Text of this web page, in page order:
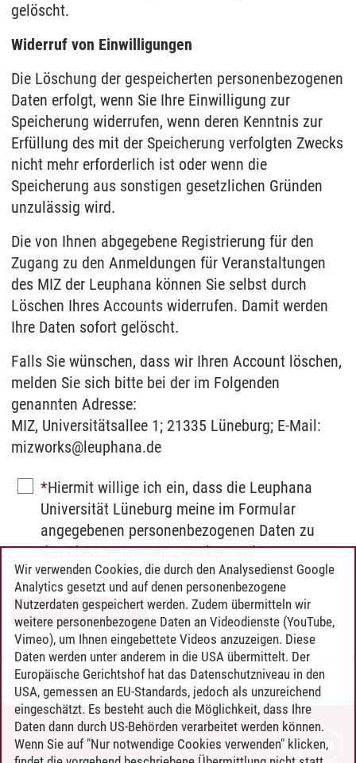
gelöscht.
Widerruf von Einwilligungen
Die Löschung der gespeicherten personenbezogenen
Daten erfolgt, wenn Sie Ihre Einwilligung zur
Speicherung widerrufen, wenn deren Kenntnis zur
Erfüllung des mit der Speicherung verfolgten Zwecks
nicht mehr erforderlich ist oder wenn die
Speicherung aus sonstigen gesetzlichen Gründen
unzulässig wird.
Die von Ihnen abgegebene Registrierung für den
Zugang zu den Anmeldungen für Veranstaltungen
des MIZ der Leuphana können Sie selbst durch
Löschen Ihres Accounts widerrufen. Damit werden
Ihre Daten sofort gelöscht.
Falls Sie wünschen, dass wir Ihren Account löschen,
melden Sie sich bitte bei der im Folgenden
genannten Adresse:
MIZ, Universitätsallee 1; 21335 Lüneburg; E-Mail:
mizworks@leuphana.de
Hiermit willige ich ein, dass die Leuphana
Universität Lüneburg meine im Formular
angegebenen personenbezogenen Daten zu
den oben genannten Zwecken und
Bedingungen speichert und verarbeitet.
MIZ/22.04.2025
KONTAKT
Wir verwenden Cookies, die durch den Analysedienst Google
Analytics gesetzt und auf denen personenbezogene
Nutzerdaten gespeichert werden. Zudem übermitteln wir
weitere personenbezogene Daten an Videodienste (YouTube,
Vimeo), um Ihnen eingebettete Videos anzuzeigen. Diese
Daten werden unter anderem in die USA übermittelt. Der
Europäische Gerichtshof hat das Datenschutzniveau in den
USA, gemessen an EU-Standards, jedoch als unzureichend
eingeschätzt. Es besteht auch die Möglichkeit, dass Ihre
Daten dann durch US-Behörden verarbeitet werden können.
Wenn Sie auf "Nur notwendige Cookies verwenden" klicken,